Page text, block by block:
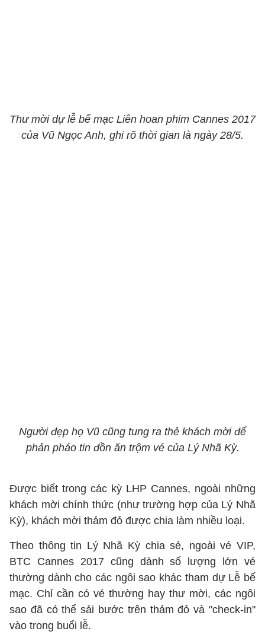
Thư mời dự lễ bế mạc Liên hoan phim Cannes 2017
của Vũ Ngọc Anh, ghi rõ thời gian là ngày 28/5.
Người đẹp họ Vũ cũng tung ra thẻ khách mời để
phản pháo tin đồn ăn trộm vé của Lý Nhã Kỳ.
Được biết trong các kỳ LHP Cannes, ngoài những
khách mời chính thức (như trường hợp của Lý Nhã
Kỳ), khách mời thảm đỏ được chia làm nhiều loại.
Theo thông tin Lý Nhã Kỳ chia sẻ, ngoài vé VIP,
BTC Cannes 2017 cũng dành số lượng lớn vé
thường dành cho các ngôi sao khác tham dự Lễ bế
mạc. Chỉ cần có vé thường hay thư mời, các ngôi
sao đã có thể sải bước trên thảm đỏ và "check-in"
vào trong buổi lễ.